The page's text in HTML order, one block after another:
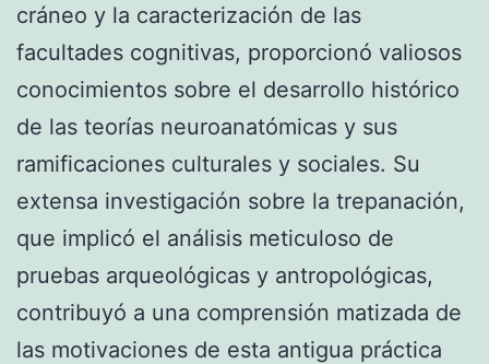
cráneo y la caracterización de las
facultades cognitivas, proporcionó valiosos
conocimientos sobre el desarrollo histórico
de las teorías neuroanatómicas y sus
ramificaciones culturales y sociales. Su
extensa investigación sobre la trepanación,
que implicó el análisis meticuloso de
pruebas arqueológicas y antropológicas,
contribuyó a una comprensión matizada de
las motivaciones de esta antigua práctica